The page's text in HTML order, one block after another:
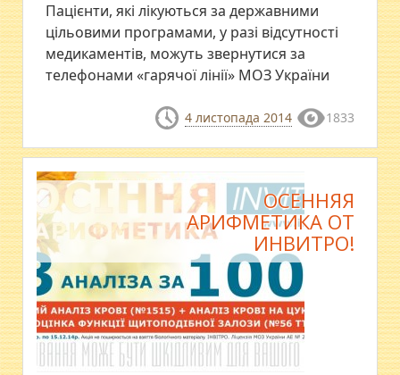
Пацієнти, які лікуються за державними
цільовими програмами, у разі відсутності
медикаментів, можуть звернутися за
телефонами «гарячої лінії» МОЗ України
4 листопада 2014 1833
ОСЕННЯЯ
АРИФМЕТИКА ОТ
ИНВИТРО!